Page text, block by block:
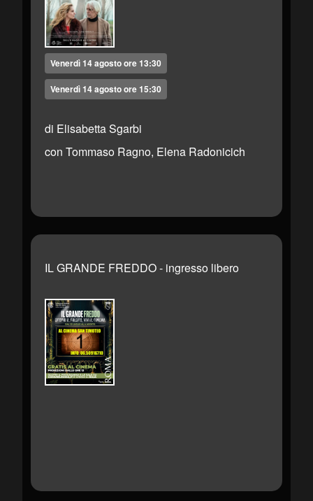
Venerdì 14 agosto ore 13:30
Venerdì 14 agosto ore 15:30
di Elisabetta Sgarbi
con Tommaso Ragno, Elena Radonicich
IL GRANDE FREDDO - ingresso libero